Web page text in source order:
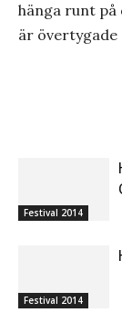
hänga runt på
är
Festival 2014
Festival 2014